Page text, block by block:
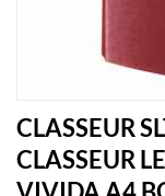
CLASSEUR
CLASSEUR